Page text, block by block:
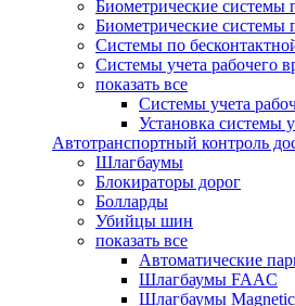
Биометрические системы
Биометрические системы
Системы по
Системы учета рабочего
показать все
Системы учета
Установка системы
Автотранспортный контроль
Шлагбаумы
Блокираторы дорог
Болларды
Убийцы шин
показать все
Автоматические
Шлагбаумы FAAC
Шлагбаумы